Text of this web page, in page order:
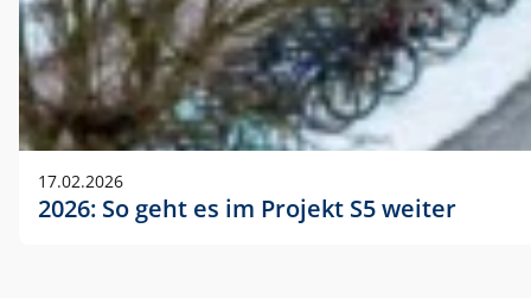
17.02.2026
2026: So geht es im Projekt S5 weiter